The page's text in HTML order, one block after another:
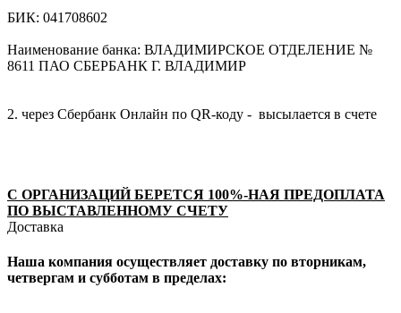
БИК: 041708602
Наименование банка: ВЛАДИМИРСКОЕ ОТДЕЛЕНИЕ №
8611 ПАО СБЕРБАНК Г. ВЛАДИМИР
2. через Сбербанк Онлайн по QR-коду - высылается в счете
С ОРГАНИЗАЦИЙ БЕРЕТСЯ 100%-НАЯ ПРЕДОПЛАТА
ПО ВЫСТАВЛЕННОМУ СЧЕТУ
Доставка
Наша компания осуществляет доставку по вторникам,
четвергам и субботам в пределах: